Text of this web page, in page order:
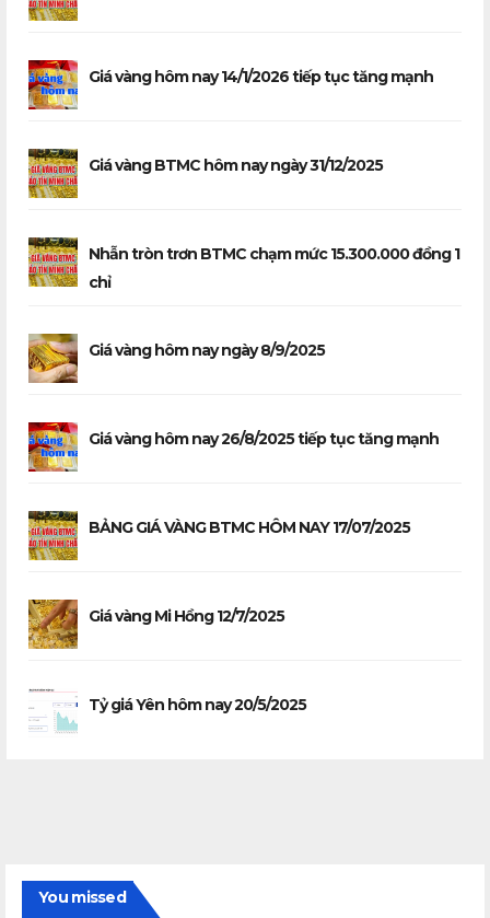
Giá vàng hôm nay 14/1/2026 tiếp tục tăng mạnh
Giá vàng BTMC hôm nay ngày 31/12/2025
Nhẫn tròn trơn BTMC chạm mức 15.300.000 đồng 1
chỉ
Giá vàng hôm nay ngày 8/9/2025
Giá vàng hôm nay 26/8/2025 tiếp tục tăng mạnh
BẢNG GIÁ VÀNG BTMC HÔM NAY 17/07/2025
Giá vàng Mi Hồng 12/7/2025
Tỷ giá Yên hôm nay 20/5/2025
You missed